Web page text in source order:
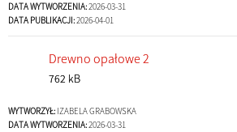
DATA WYTWORZENIA:2026-03-31
DATA PUBLIKACJI:2026-04-01
Drewno opałowe 2
762 kB
WYTWORZYŁ: IZABELA GRABOWSKA
DATA WYTWORZENIA:2026-03-31